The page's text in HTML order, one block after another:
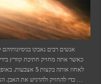
אנשים רבים נאבקו
כאשר אתה מחזיק חתיכת קוורץ
לאחוז אותה
כדי להחזיק ולהרגיש את האבן. האצבעות רגישות יותר לתחושת הרעידות. וכן, יד …